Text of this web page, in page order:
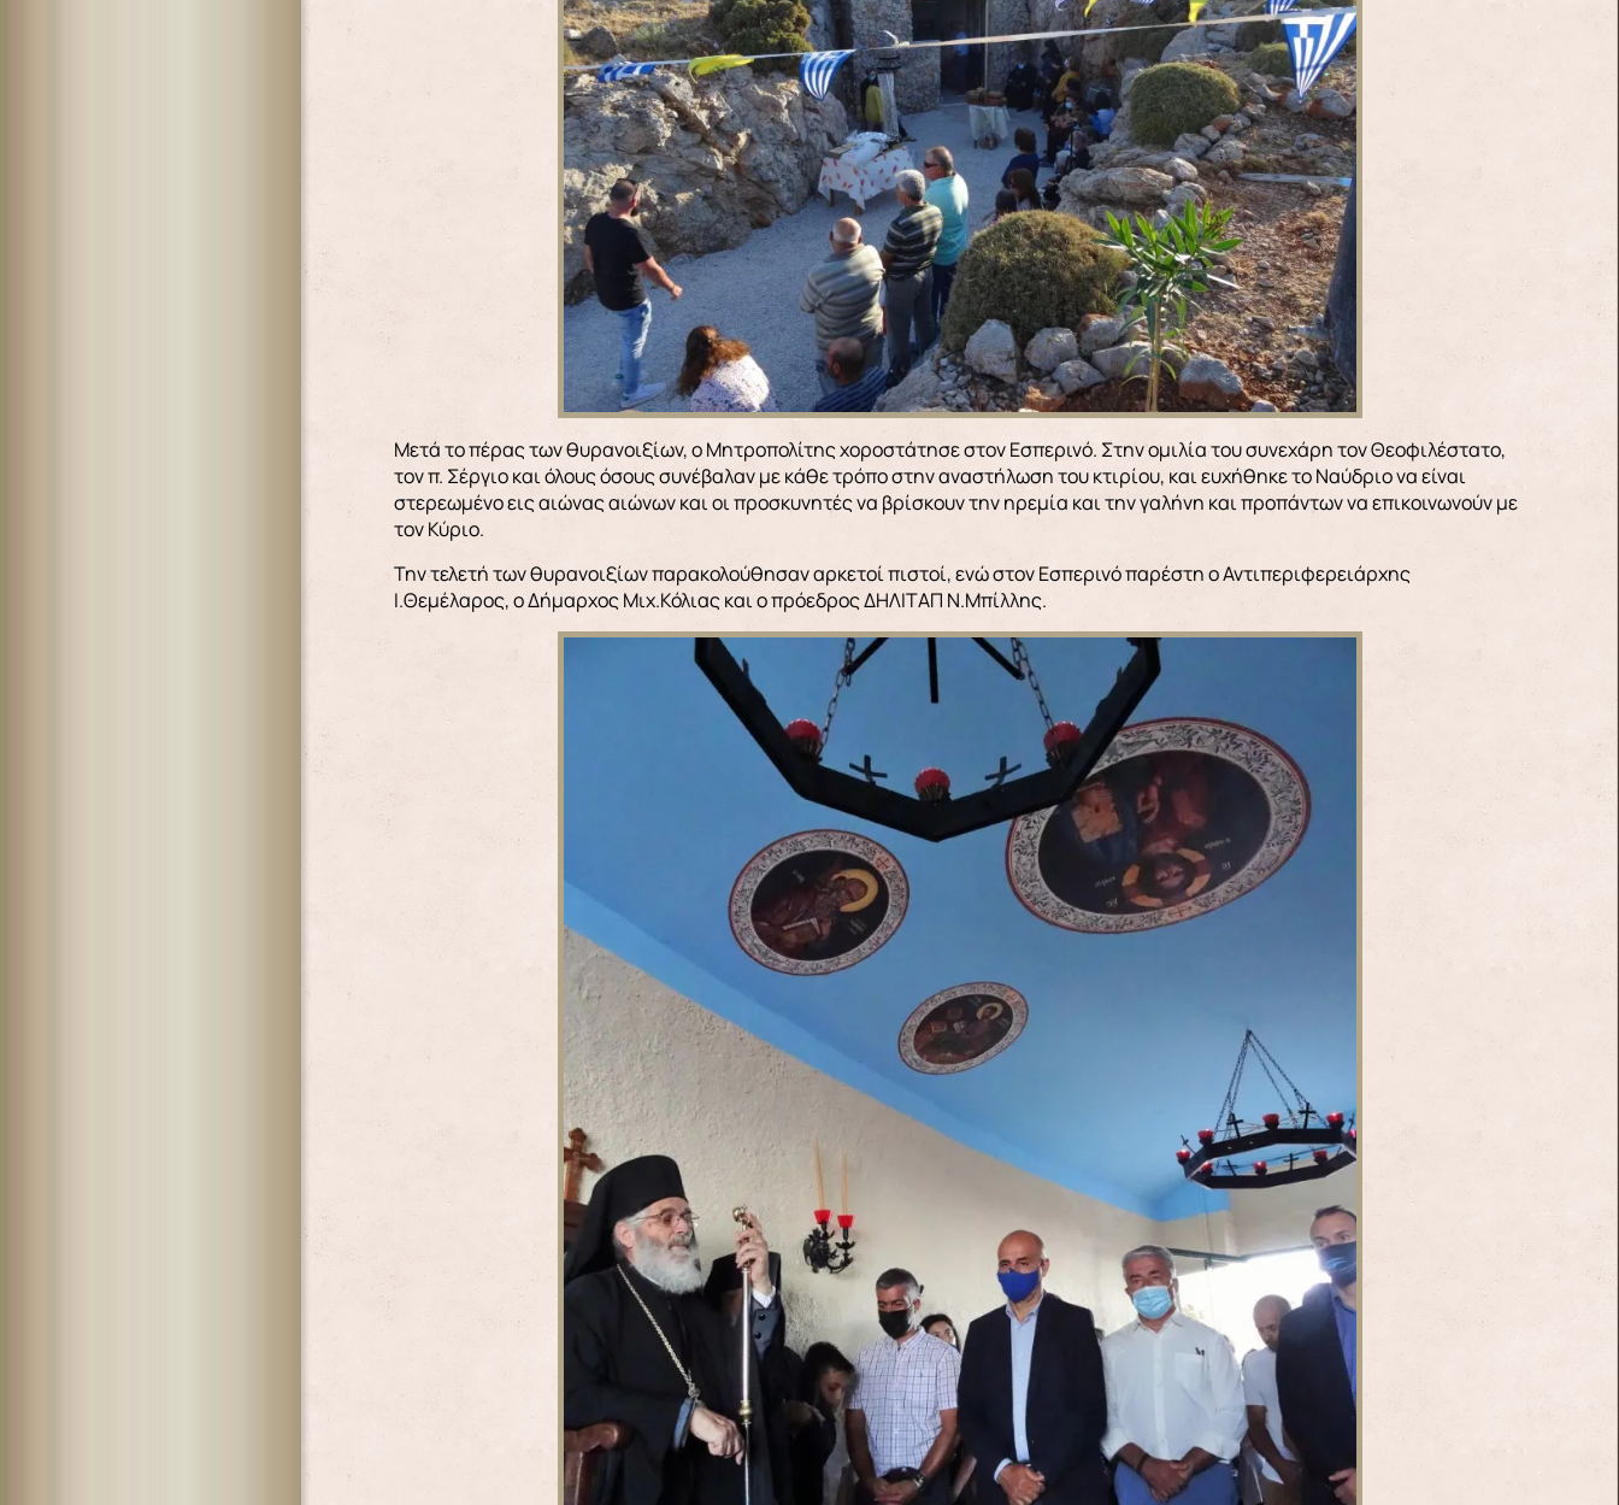
Μετά το πέρας των θυρανοιξίων, ο Μητροπολίτης χοροστάτησε στον Εσπερινό. Στην ομιλία του συνεχάρη τον Θεοφιλέστατο,
τον π. Σέργιο και όλους όσους συνέβαλαν με κάθε τρόπο στην αναστήλωση του κτιρίου, και ευχήθηκε το Ναύδριο να είναι
στερεωμένο εις αιώνας αιώνων και οι προσκυνητές να βρίσκουν την ηρεμία και την γαλήνη και προπάντων να επικοινωνούν με
τον Κύριο.
Την τελετή των θυρανοιξίων παρακολούθησαν αρκετοί πιστοί, ενώ στον Εσπερινό παρέστη ο Αντιπεριφερειάρχης
Ι.Θεμέλαρος, ο Δήμαρχος Μιχ.Κόλιας και ο πρόεδρος ΔΗΛΙΤΑΠ Ν.Μπίλλης.